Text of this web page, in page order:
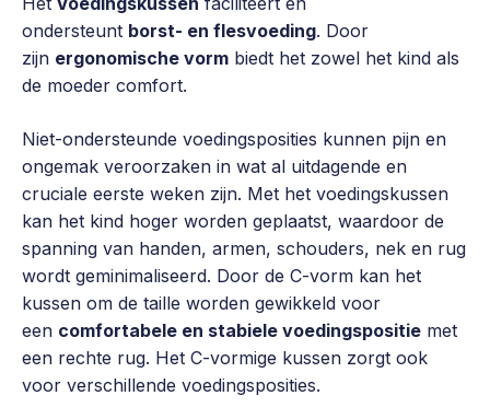
ondersteunt borst- en flesvoeding. Door
zijn ergonomische vorm biedt het zowel het kind als
de moeder comfort.
Niet-ondersteunde voedingsposities kunnen pijn en
ongemak veroorzaken in wat al uitdagende en
cruciale eerste weken zijn. Met het voedingskussen
kan het kind hoger worden geplaatst, waardoor de
spanning van handen, armen, schouders, nek en rug
wordt geminimaliseerd. Door de C-vorm kan het
kussen om de taille worden gewikkeld voor
een comfortabele en stabiele voedingspositie met
een rechte rug. Het C-vormige kussen zorgt ook
voor verschillende voedingsposities.